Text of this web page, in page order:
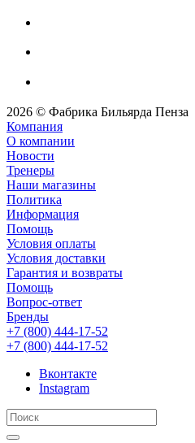
2026 © Фабрика Бильярда Пенза
Компания
О компании
Новости
Тренеры
Наши магазины
Политика
Информация
Помощь
Условия оплаты
Условия доставки
Гарантия и возвраты
Помощь
Вопрос-ответ
Бренды
+7 (800) 444-17-52
+7 (800) 444-17-52
Вконтакте
Instagram